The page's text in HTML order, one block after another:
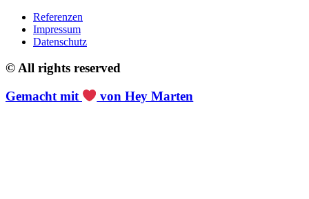
Referenzen
Impressum
Datenschutz
© All rights reserved
Gemacht mit
von Hey Marten